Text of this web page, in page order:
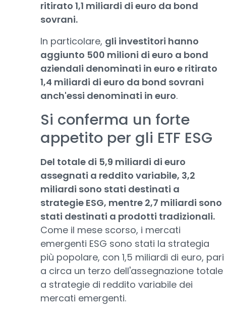
ritirato 1,1 miliardi di euro da bond
sovrani.
In particolare, gli investitori hanno
aggiunto 500 milioni di euro a bond
aziendali denominati in euro e ritirato
1,4 miliardi di euro da bond sovrani
anch'essi denominati in euro.
Si conferma un forte
appetito per gli ETF ESG
Del totale di 5,9 miliardi di euro
assegnati a reddito variabile, 3,2
miliardi sono stati destinati a
strategie ESG, mentre 2,7 miliardi sono
stati destinati a prodotti tradizionali.
Come il mese scorso, i mercati
emergenti ESG sono stati la strategia
più popolare, con 1,5 miliardi di euro, pari
a circa un terzo dell'assegnazione totale
a strategie di reddito variabile dei
mercati emergenti.